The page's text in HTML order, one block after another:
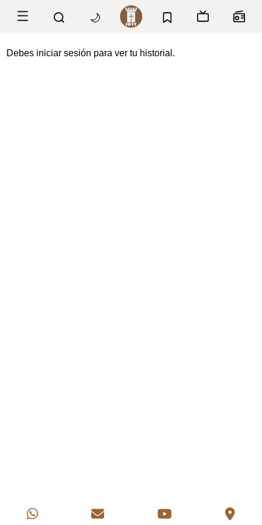
☰ 🌙
Debes iniciar sesión para ver tu historial.